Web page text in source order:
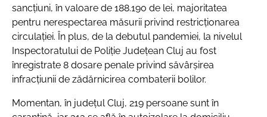
sancțiuni, în valoare de 188.190 de lei, majoritatea
pentru nerespectarea măsurii privind restricționarea
circulației. În plus, de la debutul pandemiei, la nivelul
Inspectoratului de Poliţie Judeţean Cluj au fost
înregistrate 8 dosare penale privind săvârşirea
infracţiunii de zădărnicirea combaterii bolilor.
Momentan, în județul Cluj, 219 persoane sunt în